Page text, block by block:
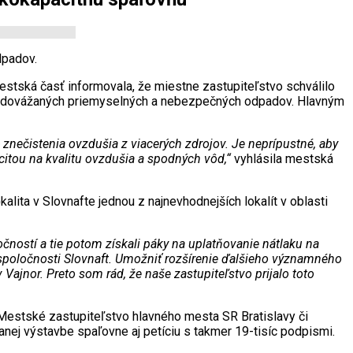
časť informovala, že miestne zastupiteľstvo schválilo
priemyselných a nebezpečných odpadov. Hlavným
ovzdušia z viacerých zdrojov. Je neprípustné, aby
na kvalitu ovzdušia a spodných vôd,“vyhlásila mestská
v Slovnafte jednou z najnevhodnejších lokalít v oblasti
a tie potom získali páky na uplatňovanie nátlaku na
Slovnaft. Umožniť rozšírenie ďalšieho významného
Preto som rád, že naše zastupiteľstvo prijalo toto
zastupiteľstvo hlavného mesta SR Bratislavy či
výstavbe spaľovne aj petíciu s takmer 19-tisíc podpismi.